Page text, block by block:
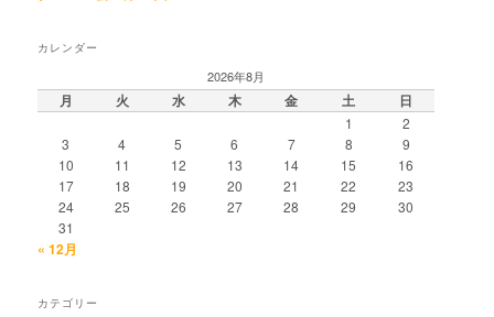
カレンダー
2026年8月
月 火 水 木 金 土 日
1
2
3
4 5 6 7 8
9
10
11 12 13 14 15
16
17
18 19 20 21 22
23
24
25 26 27 28 29
30
31
« 12月
カテゴリー